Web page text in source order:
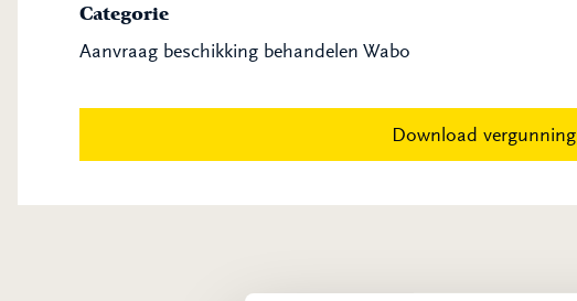
Categorie
Aanvraag beschikking behandelen Wabo
Download vergunning